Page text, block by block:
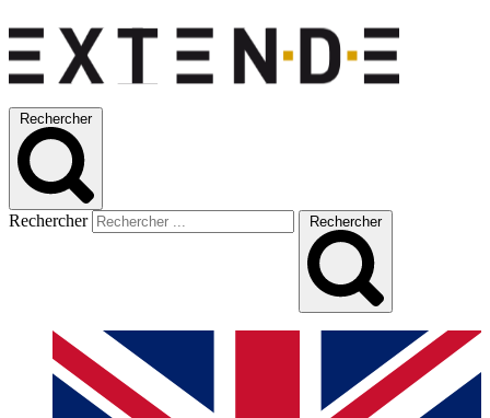
Rechercher
Rechercher Rechercher